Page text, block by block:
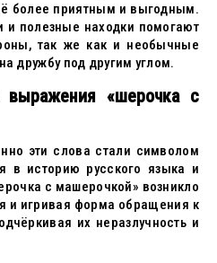
более приятным и выгодным.
и полезные находки помогают
так же как и необычные
дружбу под другим углом.
выражения «шерочка с
эти слова стали символом
в историю русского языка и
с машерочкой» возникло
и игривая форма обращения к
их неразлучность и